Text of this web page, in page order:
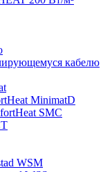
кабелю
MinimatD
SMC
WSM